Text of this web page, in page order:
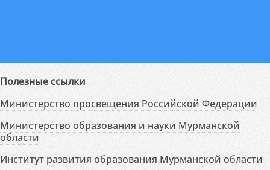
Полезные ссылки
Министерство просвещения Российской Федерации
Министерство образования и науки Мурманской
области
Институт развития образования Мурманской области